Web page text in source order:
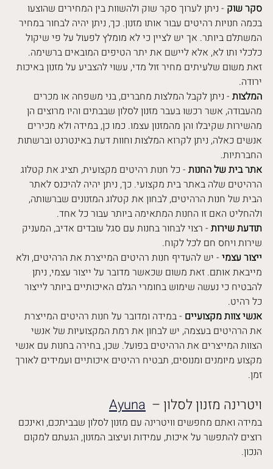
סקר שוק - ניתן לערוך סקר שוק ולהשוות בין המחירים שהוצעו
בכמה חנויות רהיטים עבור אותו מזנון. כך, ניתן יהיה לבחור במחיר
המשתלם ביותר. אך יש לציין כי לא מומלץ לפעול על פי שיקול
כלכלי ותו לא, אלא ליישם את יתר הטיפים המובאים ברשימה.
זאת משום שלעיתים מחיר זול מדי, עשוי להצביע על מזנון באיכות
ירודה.
המלצות - ניתן לקבל המלצות מחברים, בני משפחה או מכרים
מהעבודה, אשר רכשו בעבר מזנון לסלון שבבתים והיו מרוצים הן
מהשירות שקיבלו והן מהמזנון עצמו. כמו כן, במידה ולא מכירים
אנשים כאלה, ניתן לקרוא המלצות וחוות דעת באינטרנט וברשתות
החברתיות.
אתר בית של החנות - כל חנות רהיטים מקצועית, תציג את קטלוג
הרהיטים שלה באתר בית מקצועי. כך, ניתן יהיה להיכנס לאתר
הבית של חנות הרהיטים, לבחון את קטלוג המזנונים שברשותה,
ולהחליט האם זו החנות המתאימה ביותר עבור כל אחד.
תודעת שירות - רצוי לבחור בחנות עם סגל עובדים אדיב, המעניק
שירות ויחס חם לכל לקוח.
ייצור עצמי - יש להעדיף חנות רהיטים המייצרת את הרהיטים, ולא
מייבאת אותם. זאת משום שכאשר מדובר על ייצור עצמי, ניתן
להבטיח כי נעשה שימוש בחומרי הגלם האיכותיים ביותר לייצור
כל רהיט.
אנשי צוות מקצועיים - במידה ומדובר על חנות רהיטים המייצרת
את הרהיטים בעצמה, יש לבחון את רמת המקצועיות של אנשי
הצוות המייצרים את הרהיטים בפועל. שכן, בחירה בחנות עם אנשי
מקצוע מיומנים ומנוסים, תבטיח רהיטים איכותיים ועמידים לאורך
זמן.
Ayuna – ויטרינה מזנון לסלון
במידה ואתם מחפשים וויטרינה עם מזנון לסלון שבביתכם, ואינכם
רוצים להתפשר על איכות, עמידות ועיצוב המזנון, הגעתם למקום
הנכון.